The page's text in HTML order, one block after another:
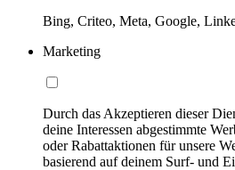
Bing, Criteo, Meta, Google,
Marketing
Durch das Akzeptieren dieser
deine Interessen abgestimmte
oder Rabattaktionen für unsere
basierend auf deinem Surf- und